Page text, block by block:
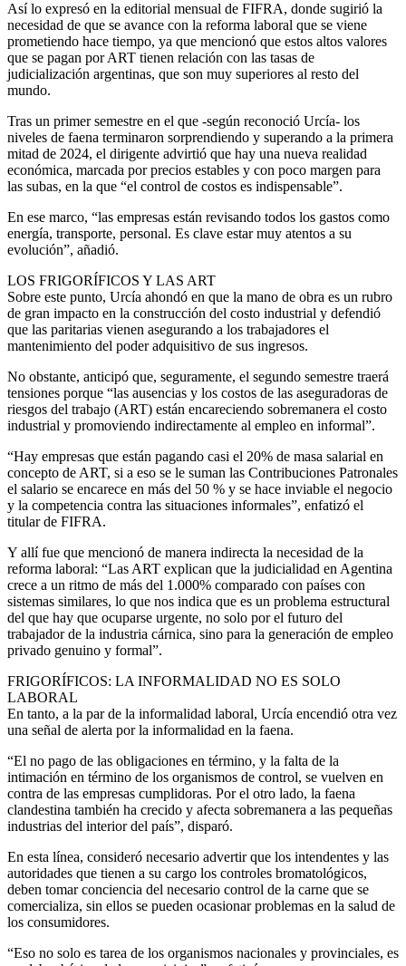
Así lo expresó en la editorial mensual de FIFRA, donde sugirió la
necesidad de que se avance con la reforma laboral que se viene
prometiendo hace tiempo, ya que mencionó que estos altos valores
que se pagan por ART tienen relación con las tasas de
judicialización argentinas, que son muy superiores al resto del
mundo.
Tras un primer semestre en el que -según reconoció Urcía- los
niveles de faena terminaron sorprendiendo y superando a la primera
mitad de 2024, el dirigente advirtió que hay una nueva realidad
económica, marcada por precios estables y con poco margen para
las subas, en la que “el control de costos es indispensable”.
En ese marco, “las empresas están revisando todos los gastos como
energía, transporte, personal. Es clave estar muy atentos a su
evolución”, añadió.
LOS FRIGORÍFICOS Y LAS ART
Sobre este punto, Urcía ahondó en que la mano de obra es un rubro
de gran impacto en la construcción del costo industrial y defendió
que las paritarias vienen asegurando a los trabajadores el
mantenimiento del poder adquisitivo de sus ingresos.
No obstante, anticipó que, seguramente, el segundo semestre traerá
tensiones porque “las ausencias y los costos de las aseguradoras de
riesgos del trabajo (ART) están encareciendo sobremanera el costo
industrial y promoviendo indirectamente al empleo en informal”.
“Hay empresas que están pagando casi el 20% de masa salarial en
concepto de ART, si a eso se le suman las Contribuciones Patronales
el salario se encarece en más del 50 % y se hace inviable el negocio
y la competencia contra las situaciones informales”, enfatizó el
titular de FIFRA.
Y allí fue que mencionó de manera indirecta la necesidad de la
reforma laboral: “Las ART explican que la judicialidad en Agentina
crece a un ritmo de más del 1.000% comparado con países con
sistemas similares, lo que nos indica que es un problema estructural
del que hay que ocuparse urgente, no solo por el futuro del
trabajador de la industria cárnica, sino para la generación de empleo
privado genuino y formal”.
FRIGORÍFICOS: LA INFORMALIDAD NO ES SOLO
LABORAL
En tanto, a la par de la informalidad laboral, Urcía encendió otra vez
una señal de alerta por la informalidad en la faena.
“El no pago de las obligaciones en término, y la falta de la
intimación en término de los organismos de control, se vuelven en
contra de las empresas cumplidoras. Por el otro lado, la faena
clandestina también ha crecido y afecta sobremanera a las pequeñas
industrias del interior del país”, disparó.
En esta línea, consideró necesario advertir que los intendentes y las
autoridades que tienen a su cargo los controles bromatológicos,
deben tomar conciencia del necesario control de la carne que se
comercializa, sin ellos se pueden ocasionar problemas en la salud de
los consumidores.
“Eso no solo es tarea de los organismos nacionales y provinciales, es